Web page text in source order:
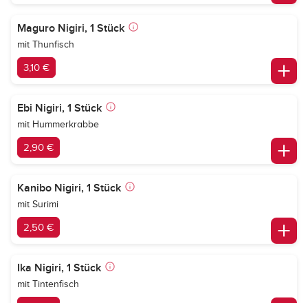
Maguro Nigiri, 1 Stück
mit Thunfisch
3,10 €
Ebi Nigiri, 1 Stück
mit Hummerkrabbe
2,90 €
Kanibo Nigiri, 1 Stück
mit Surimi
2,50 €
Ika Nigiri, 1 Stück
mit Tintenfisch